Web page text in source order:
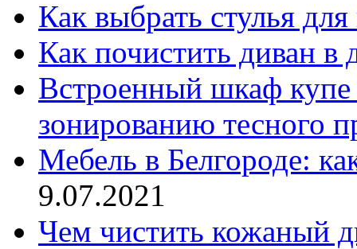
Как выбрать стулья
Как почистить диван
Встроенный шкаф
зонированию тесного
Мебель в Белгороде:
9.07.2021
Чем чистить кожаный